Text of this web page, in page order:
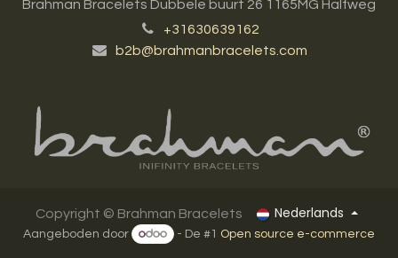
Brahman Bracelets Dubbele buurt 26 1165MG Halfweg
+31630639162
b2b@brahmanbracelets.com
Copyright © Brahman Bracelets Nederlands
Aangeboden door - De #1 Open source e-commerce